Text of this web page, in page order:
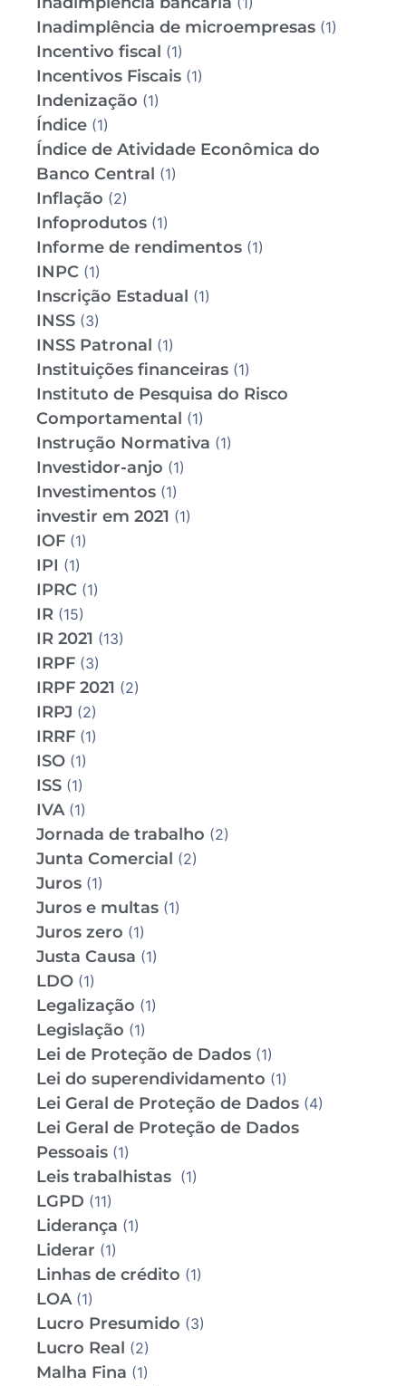
Inadimplência de microempresas (1)
Incentivo fiscal (1)
Incentivos Fiscais (1)
Indenização (1)
Índice (1)
Índice de Atividade Econômica do
Banco Central (1)
Inflação (2)
Infoprodutos (1)
Informe de rendimentos (1)
INPC (1)
Inscrição Estadual (1)
INSS (3)
INSS Patronal (1)
Instituições financeiras (1)
Instituto de Pesquisa do Risco
Comportamental (1)
Instrução Normativa (1)
Investidor-anjo (1)
Investimentos (1)
investir em 2021 (1)
IOF (1)
IPI (1)
IPRC (1)
IR (15)
IR 2021 (13)
IRPF (3)
IRPF 2021 (2)
IRPJ (2)
IRRF (1)
ISO (1)
ISS (1)
IVA(1)
Jornada de trabalho (2)
Junta Comercial (2)
Juros (1)
Juros e multas (1)
Juros zero (1)
Justa Causa (1)
LDO (1)
Legalização (1)
Legislação (1)
Lei de Proteção de Dados (1)
Lei do superendividamento (1)
Lei Geral de Proteção de Dados (4)
Lei Geral de Proteção de Dados
Pessoais (1)
Leis trabalhistas (1)
LGPD (11)
Liderança (1)
Liderar (1)
Linhas de crédito (1)
LOA(1)
Lucro Presumido (3)
Lucro Real (2)
Malha Fina (1)